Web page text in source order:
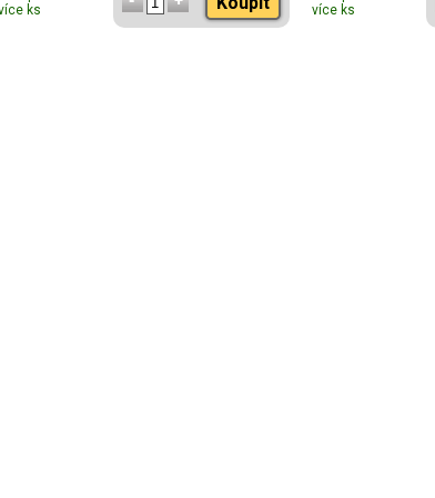
ks
více ks